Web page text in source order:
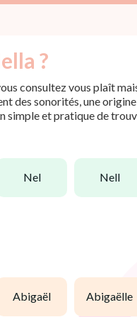
?
consultez vous plaît mais
des sonorités, une origine
simple et pratique de
nel nell
abigaël abigaëlle